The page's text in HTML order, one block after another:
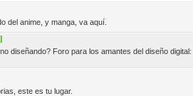
del anime, y manga, va aquí.
diseñando? Foro para los amantes del diseño
este es tu lugar.